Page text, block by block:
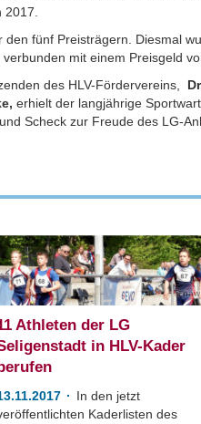
den fünf Preisträgern. Diesmal
mit einem Preisgeld
des HLV-Fördervereins,
erhielt der langjährige
Scheck zur Freude des LG-
paw
Athleten der LG
in HLV-Kader
In den jetzt
Kaderlisten des